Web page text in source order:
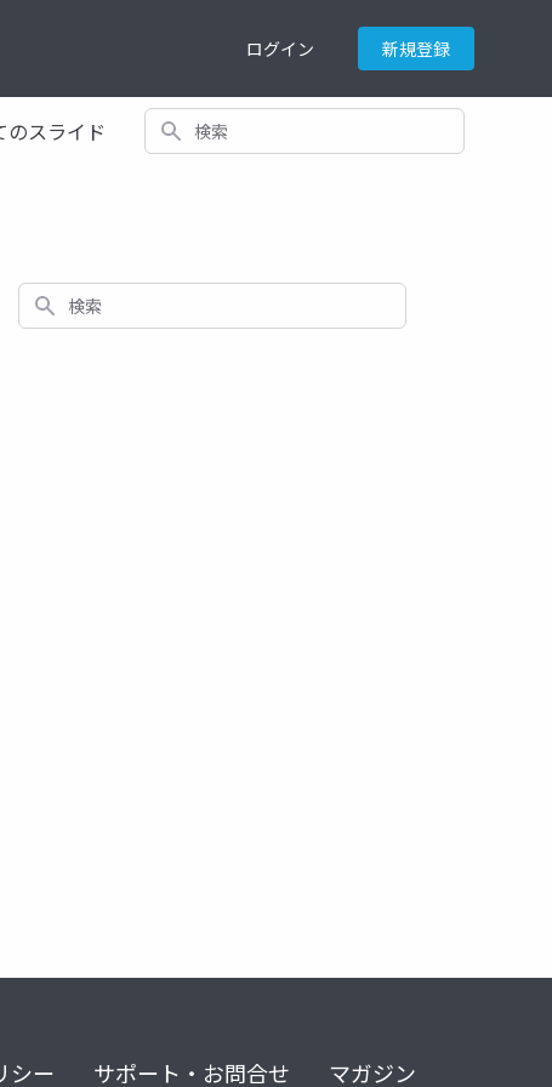
ログイン 新規登録
のスライド 検索
検索
シー サポート・お問合せ マガジン